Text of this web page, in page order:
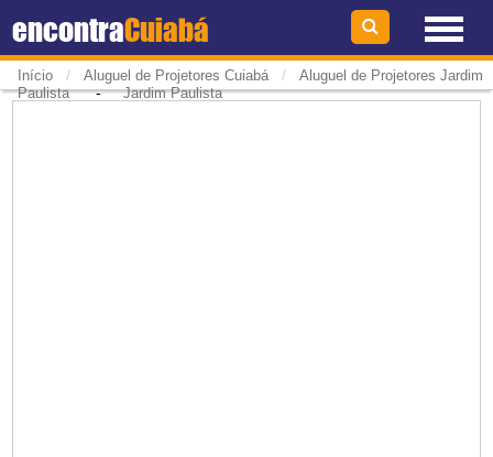
encontraCuiabá
Início / Aluguel de Projetores Cuiabá / Aluguel de Projetores Jardim
Paulista-Jardim Paulista